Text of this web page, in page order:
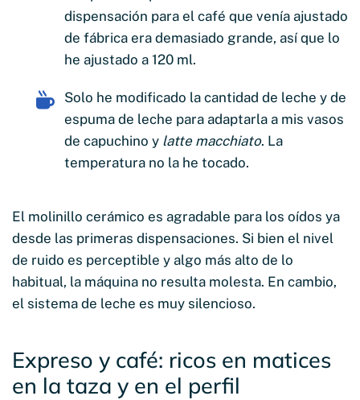
dispensación para el café que venía ajustado
de fábrica era demasiado grande, así que lo
he ajustado a 120 ml.
Solo he modificado la cantidad de leche y de
espuma de leche para adaptarla a mis vasos
de capuchino y latte macchiato. La
temperatura no la he tocado.
El molinillo cerámico es agradable para los oídos ya
desde las primeras dispensaciones. Si bien el nivel
de ruido es perceptible y algo más alto de lo
habitual, la máquina no resulta molesta. En cambio,
el sistema de leche es muy silencioso.
Expreso y café: ricos en matices
en la taza y en el perfil